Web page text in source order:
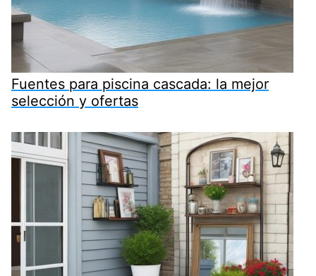
Fuentes para piscina cascada: la mejor
selección y ofertas